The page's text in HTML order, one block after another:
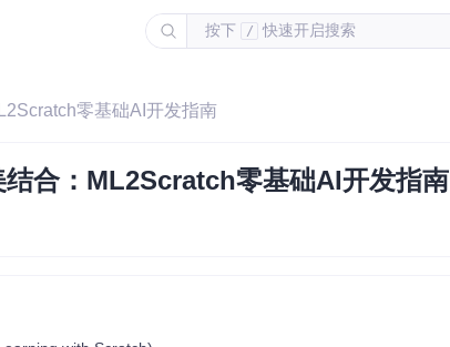
按下 / 快速开启搜索
零基础AI开发指南
合：ML2Scratch零基础AI开发指南